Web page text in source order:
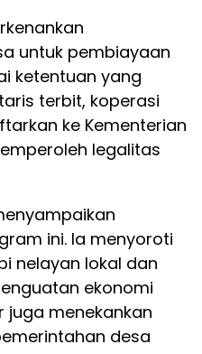
untuk pembiayaan
ketentuan yang
terbit, koperasi
ke Kementerian
legalitas
ini. Ia menyoroti
nelayan lokal dan
ekonomi
juga menekankan
desa